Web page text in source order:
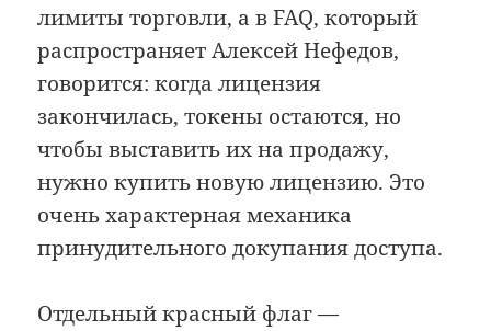
лимиты торговли, а в FAQ, который
распространяет Алексей Нефедов,
говорится: когда лицензия
закончилась, токены остаются, но
чтобы выставить их на продажу,
нужно купить новую лицензию. Это
очень характерная механика
принудительного докупания доступа.
Отдельный красный флаг —